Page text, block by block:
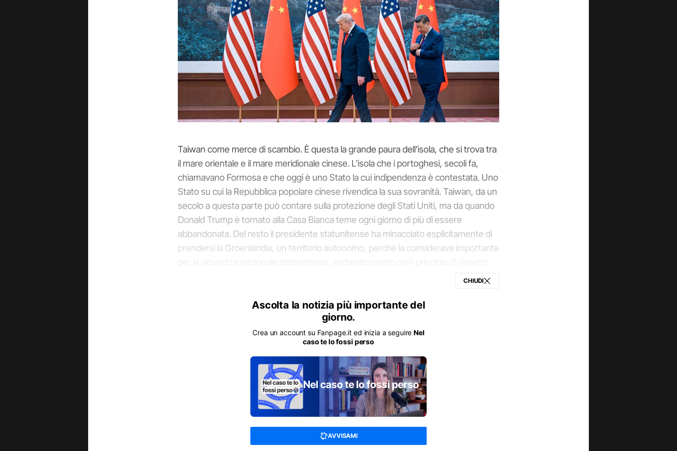
Taiwan come merce di scambio. È questa la grande paura dell’isola, che si trova tra
il mare orientale e il mare meridionale cinese. L’isola che i portoghesi, secoli fa,
chiamavano Formosa e che oggi è uno Stato la cui indipendenza è contestata. Uno
Stato su cui la Repubblica popolare cinese rivendica la sua sovranità. Taiwan, da un
secolo a questa parte può contare sulla protezione degli Stati Uniti, ma da quando
Donald Trump è tornato alla Casa Bianca teme ogni giorno di più di essere
abbandonata. Del resto il presidente statunitense ha minacciato esplicitamente di
prendersi la Groenlandia, un territorio autonomo, perché la considerava importante
della sovranità. E poi, Trump ha preso le distanze dall’Ucraina, a volte riproponendo
NEL CASO TE LO FOSSI PERSO
Perché le cose dovrebbero essere diverse per Taiwan, nel caso in cui Pechino
decidesse di prendersi l’isola con la forza militare? Perché Washington dovrebbe
scendere in campo a difenderla, quando non fa lo stesso con l’Ucraina? Quando
non solo gli Stati Uniti non si preoccupano più di difendere il diritto internazionale,
Il dossier Taiwan e il rifornimento di armi
CHIUDI
Ascolta la notizia più importante del
giorno.
Crea un account su Fanpage.it ed inizia a seguireNel
caso te lo fossi perso
Nel caso te lo fossi perso
AVVISAMI